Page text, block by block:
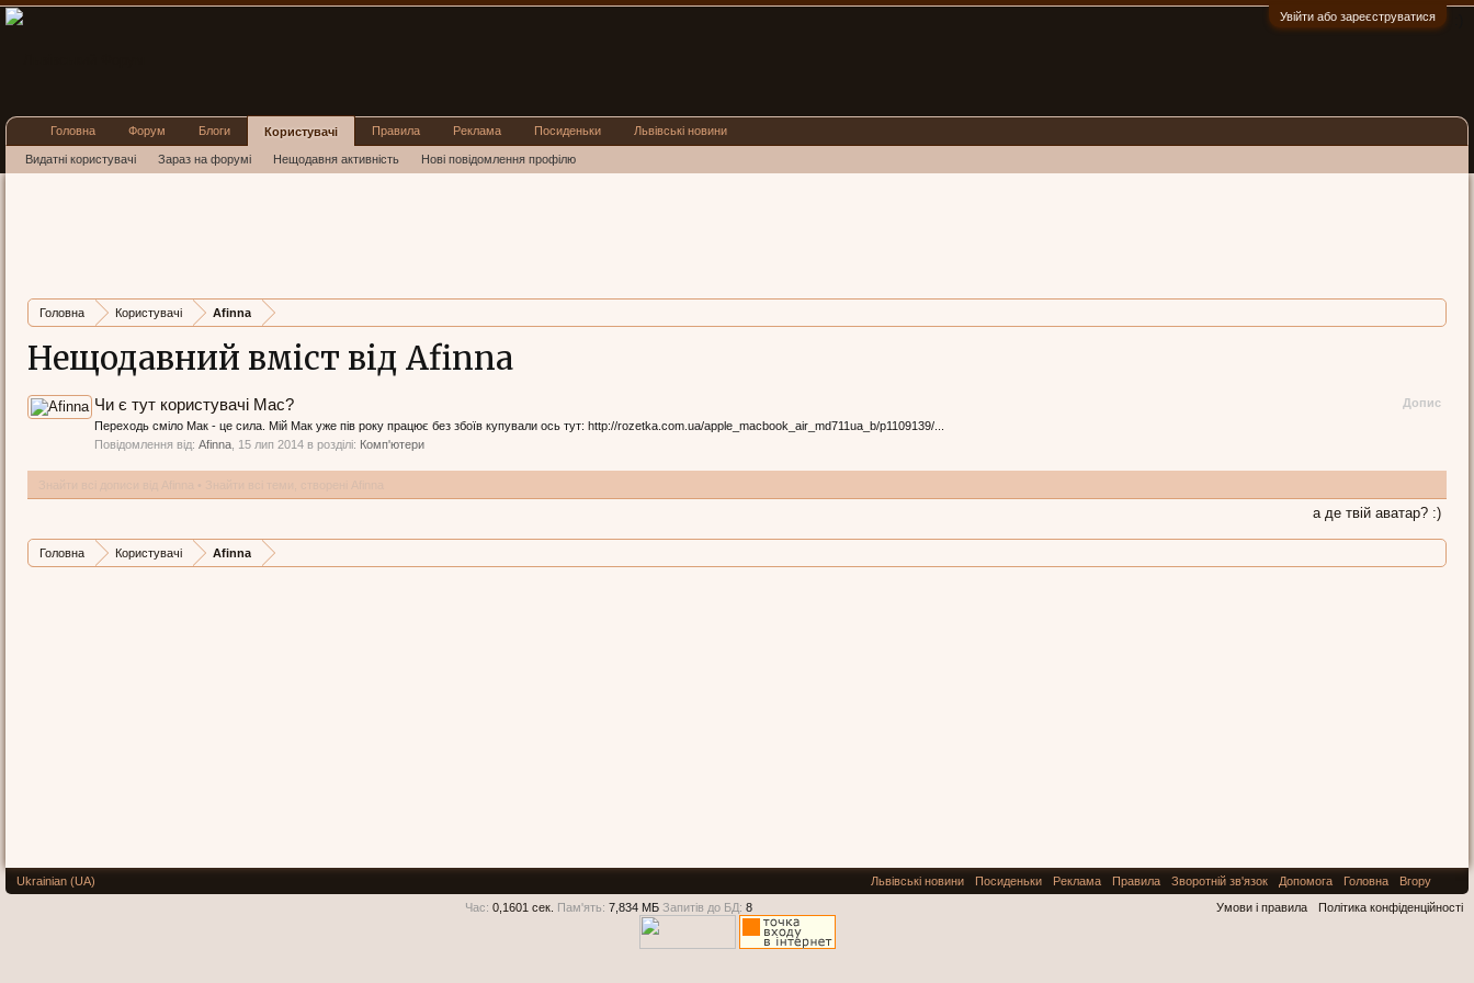
Увійти або зареєструватися
Головна Користувачі Afinna
Нещодавний вміст від Afinna
Допис
Чи є тут користувачі Mac?
Переходь сміло Мак - це сила. Мій Мак уже пів року працює без збоїв купували ось тут: http://rozetka.com.ua/apple_macbook_air_md711ua_b/p1109139/...
Повідомлення від: Afinna 15 лип 2014 в розділі: Комп'ютери
а де твій аватар? :)
Головна Користувачі Afinna
Головна Форум Блоги Користувачі
Видатні користувачі Зараз на форумі Нещодавня активність Нові повідомлення профілю
Правила Реклама Посиденьки Львівські новини
Ukrainian (UA) Львівські новини Посиденьки Реклама Правила Зворотній зв'язок Допомога Головна
Вгору
Умови і правила
Політика конфіденційності
Час: 0,1601 сек. Пам'ять: 7,834 МБ Запитів до БД: 8